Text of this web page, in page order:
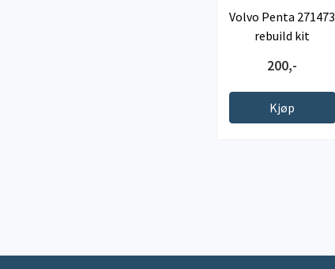
Volvo Penta 271473
rebuild kit
200,-
Kjøp